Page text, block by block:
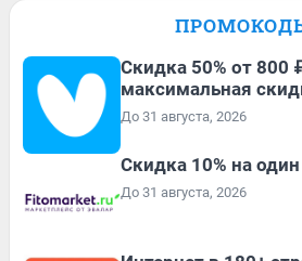
Скидка 50% от 800
максимальная
До 31 августа, 2026
Скидка 10% на
До 31 августа, 2026